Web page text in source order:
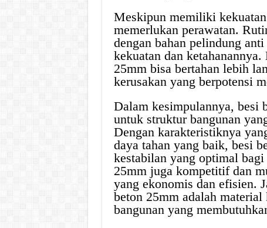
Meskipun memiliki
memerlukan perawatan.
dengan bahan pelindung
kekuatan dan
25mm bisa bertahan lebih
kerusakan yang berpotensi
Dalam kesimpulannya, besi
untuk struktur bangunan
Dengan karakteristiknya
daya tahan yang baik, besi
kestabilan yang optimal
25mm juga kompetitif dan
yang ekonomis dan efisien.
beton 25mm adalah
bangunan yang